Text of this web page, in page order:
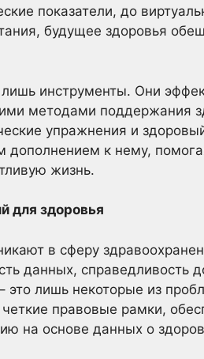
показатели, до
будущее здоровья
инструменты. Они
методами поддержания
упражнения и
дополнением к нему,
жизнь.
для здоровья
в сферу
данных, справедливость
лишь некоторые из
правовые рамки,
на основе данных о